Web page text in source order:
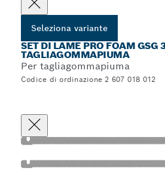
Seleziona variante
SET DI LAME PRO FOAM GSG
TAGLIAGOMMAPIUMA
Per tagliagommapiuma
Codice di ordinazione 2 607 018 012